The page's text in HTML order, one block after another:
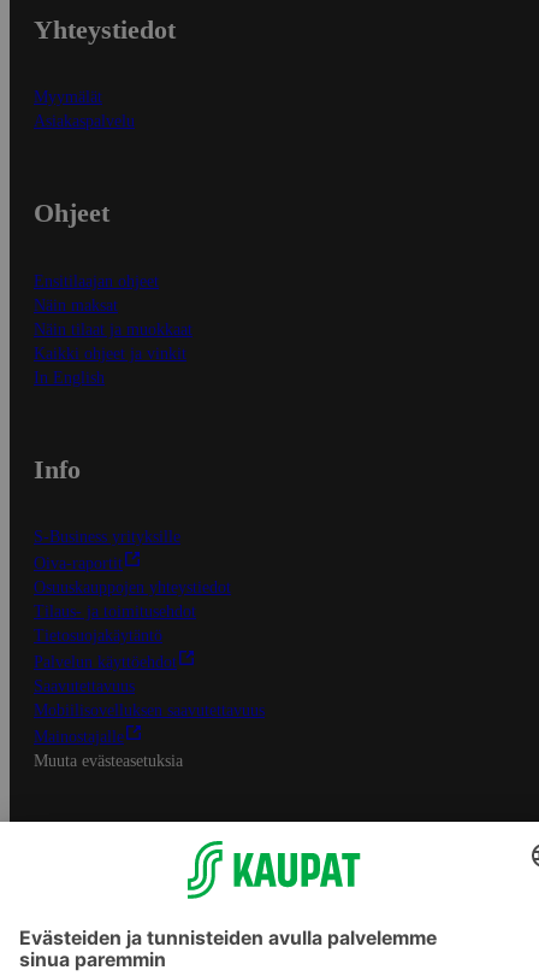
Yhteystiedot
Myymälät
Asiakaspalvelu
Ohjeet
Ensitilaajan ohjeet
Näin maksat
Näin tilaat ja muokkaat
Kaikki ohjeet ja vinkit
In English
Info
S-Business yrityksille
Oiva-raportit
Osuuskauppojen yhteystiedot
Tilaus- ja toimitusehdot
Tietosuojakäytäntö
Palvelun käyttöehdot
Saavutettavuus
Mobiilisovelluksen saavutettavuus
Mainostajalle
Muuta evästeasetuksia
S-ryhmän palvelut
Asiakasomistajuus